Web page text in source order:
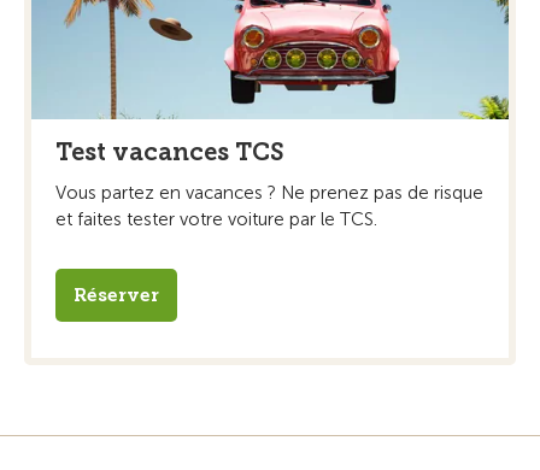
Test vacances TCS
Vous partez en vacances ? Ne prenez pas de risque
et faites tester votre voiture par le TCS.
Réserver